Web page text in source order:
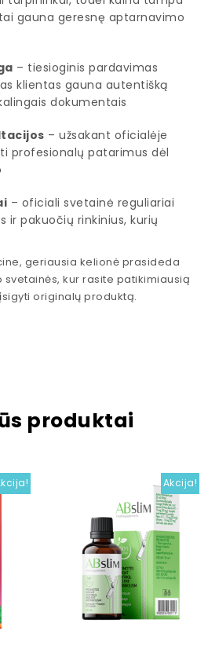
gauna geresnę aptarnavimo
– tiesioginis pardavimas
klientas gauna autentišką
dokumentais
– užsakant oficialėje
profesionalų patarimus dėl
– oficiali svetainė reguliariai
ir pakuočių rinkinius, kurių
geriausia kelionė prasideda
kur rasite patikimiausią
originalų produktą.
produktai
Akcija!